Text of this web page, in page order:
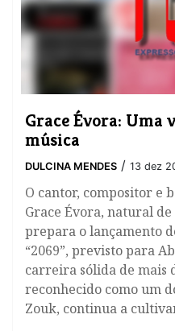
Grace Évora: Uma
música
DULCINA MENDES / 13 dez
O cantor, compositor e
Grace Évora, natural de
prepara o lançamento
“2069”, previsto para
carreira sólida de mais
reconhecido como um
Zouk, continua a